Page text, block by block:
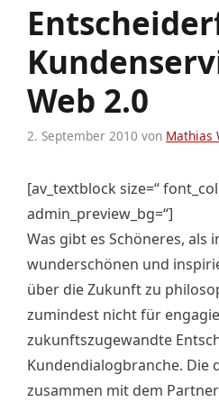
Web 2.0
2. September 2010 von Mathias
[av_textblock size=“
admin_preview_bg=“]
Was gibt es Schöneres, als
wunderschönen und
über die Zukunft zu
zumindest nicht für
zukunftszugewandte
Kundendialogbranche. Die
zusammen mit dem